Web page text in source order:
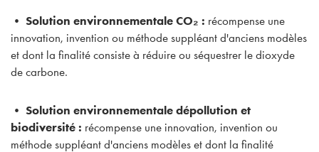
• Solution environnementale CO₂ : récompense une
innovation, invention ou méthode suppléant d'anciens modèles
et dont la finalité consiste à réduire ou séquestrer le dioxyde
de carbone.
• Solution environnementale dépollution et
biodiversité : récompense une innovation, invention ou
méthode suppléant d'anciens modèles et dont la finalité